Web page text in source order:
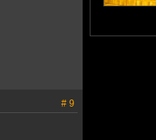
# 9